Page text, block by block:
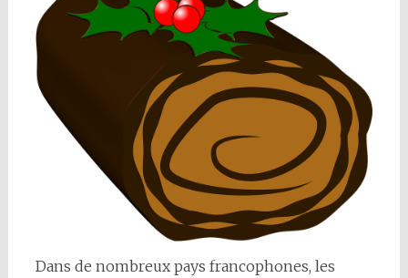
Dans de nombreux pays francophones, les